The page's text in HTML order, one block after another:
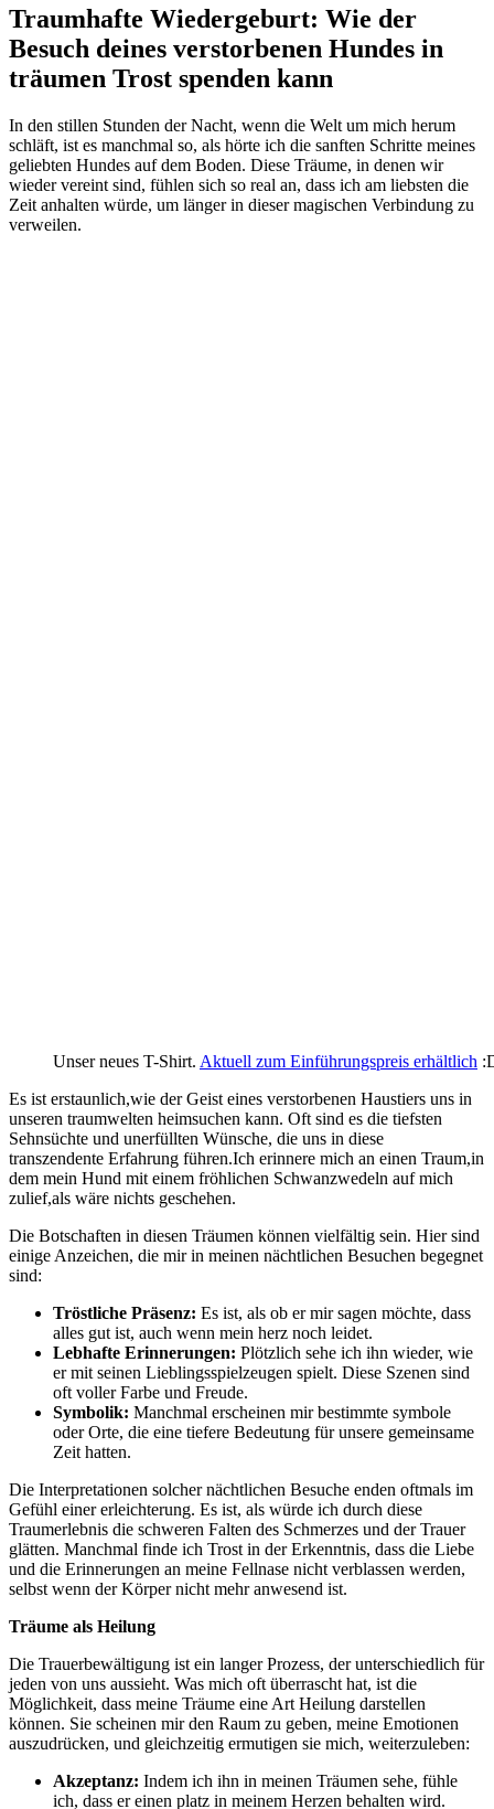
Traumhafte Wiedergeburt: Wie der ​
Besuch deines​ verstorbenen Hundes in
träumen Trost ‍spenden kann
In den ⁢stillen ⁣Stunden‍ der Nacht, wenn ⁢die Welt um mich ⁢herum
schläft, ist‍ es manchmal so, als hörte ich die sanften Schritte meines
geliebten Hundes auf dem Boden. Diese⁤ Träume,⁢ in denen wir
wieder ‌vereint sind, fühlen ‌sich so real an,⁣ dass ich ⁣am liebsten⁤ die
Zeit anhalten‍ würde, um länger in dieser magischen Verbindung⁣ zu
verweilen.
Unser neues T-Shirt. Aktuell zum Einführungspreis erhältlich
Es ​ist erstaunlich,wie der Geist eines ⁤verstorbenen Haustiers uns ‍in
unseren traumwelten‍ heimsuchen kann.⁤ Oft sind es die tiefsten
‍Sehnsüchte und unerfüllten Wünsche, die uns in diese
transzendente Erfahrung führen.Ich erinnere mich an ⁢einen Traum,in
dem mein Hund mit ​einem ⁤fröhlichen Schwanzwedeln ‌auf mich⁣
zulief,als ‍wäre ‍nichts ‌geschehen.
Die Botschaften in diesen Träumen können vielfältig sein.‍ Hier sind
einige ⁤Anzeichen, die mir in meinen ⁢nächtlichen Besuchen begegnet
⁢sind:
Tröstliche Präsenz: Es ist,‌ als ‍ob er mir sagen möchte, dass
alles⁣ gut ist, auch wenn mein ‍herz noch leidet.
Lebhafte Erinnerungen: Plötzlich sehe ich ‍ihn wieder, wie
⁢er ‍mit seinen Lieblingsspielzeugen spielt. Diese Szenen ⁣sind
oft voller Farbe ⁢und Freude.
Symbolik: Manchmal erscheinen mir bestimmte symbole
oder ‍Orte, ​die eine tiefere Bedeutung für‌ unsere gemeinsame⁢
Zeit hatten.
Die Interpretationen solcher⁢ nächtlichen‍ Besuche enden oftmals im
Gefühl einer erleichterung. ⁣Es ist, als würde ‍ich durch diese
Traumerlebnis die‍ schweren Falten des Schmerzes‌ und der Trauer
glätten. Manchmal finde ich Trost in der‌ Erkenntnis, dass die⁢ Liebe
und die Erinnerungen ⁣an‌ meine Fellnase nicht verblassen ‌werden,
selbst wenn⁢ der‍ Körper nicht mehr anwesend ist.
Träume als Heilung
Die ‌Trauerbewältigung⁣ ist ein langer Prozess, der unterschiedlich für
jeden von⁣ uns aussieht. ‍Was mich oft​ überrascht hat, ⁤ist die⁣
Möglichkeit, dass meine Träume ​eine Art ⁣Heilung darstellen
können. Sie scheinen mir den ⁤Raum‌ zu ⁣geben, meine‌ Emotionen
auszudrücken, und gleichzeitig ermutigen sie mich, weiterzuleben:
Akzeptanz: Indem ich ​ihn in ‌meinen Träumen sehe, fühle
ich, dass⁢ er ⁤einen platz in meinem ​Herzen‍ behalten wird.